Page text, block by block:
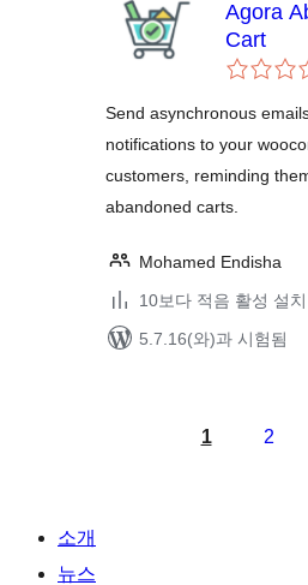
Agora
Cart
Send asynchronous
notifications to your
customers, reminding
abandoned carts.
Mohamed Endisha
10보다 적음 활성 설치
5.7.16(와)과 시험됨
1 2
소개
뉴스